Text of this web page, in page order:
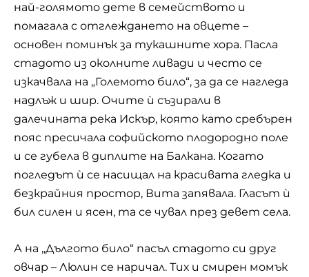
най-голямото дете в семейството и
помагала с отглеждането на овцете –
основен поминък за тукашните хора. Пасла
стадото из околните ливади и често се
изкачвала на „Големото било“, за да се нагледа
надлъж и шир. Очите ѝ съзирали в
далечината река Искър, която като сребърен
пояс пресичала софийското плодородно поле
и се губела в диплите на Балкана. Когато
погледът ѝ се насищал на красивата гледка и
безкрайния простор, Вита запявала. Гласът ѝ
бил силен и ясен, та се чувал през девет села.
А на „Дългото било“ пасъл стадото си друг
овчар – Люлин се наричал. Тих и смирен момък